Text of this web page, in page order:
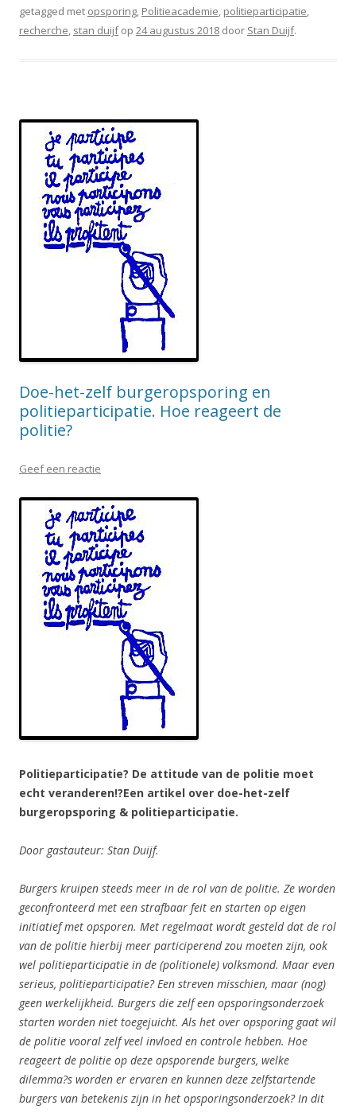
getagged met opsporing, Politieacademie, politieparticipatie,
recherche, stan duijfop 24 augustus 2018 door Stan Duijf.
Doe-het-zelf burgeropsporing en
politieparticipatie. Hoe reageert de
politie?
Geef een reactie
Politieparticipatie? De attitude van de politie moet
echt veranderen!?Een artikel over doe-het-zelf
burgeropsporing & politieparticipatie.
Door gastauteur: Stan Duijf.
Burgers kruipen steeds meer in de rol van de politie. Ze worden
geconfronteerd met een strafbaar feit en starten op eigen
initiatief met opsporen. Met regelmaat wordt gesteld dat de rol
van de politie hierbij meer participerend zou moeten zijn, ook
wel politieparticipatie in de (politionele) volksmond. Maar even
serieus, politieparticipatie? Een streven misschien, maar (nog)
geen werkelijkheid. Burgers die zelf een opsporingsonderzoek
starten worden niet toegejuicht. Als het over opsporing gaat wil
de politie vooral zelf veel invloed en controle hebben. Hoe
reageert de politie op deze opsporende burgers, welke
dilemma?s worden er ervaren en kunnen deze zelfstartende
burgers van betekenis zijn in het opsporingsonderzoek? In dit